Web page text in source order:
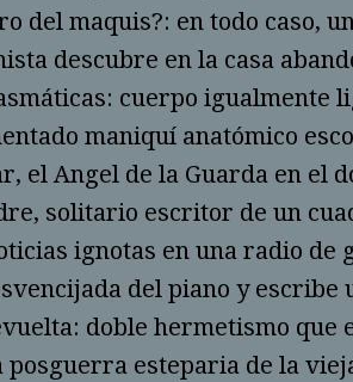
del ma­quis?: en todo caso,
descubre en la casa
cuerpo igualmente
mani­quí anató­mico
el Angel de la Guarda en el
solitario escri­tor de un
ignotas en una radio
del piano y
doble hermetismo
esteparia de la